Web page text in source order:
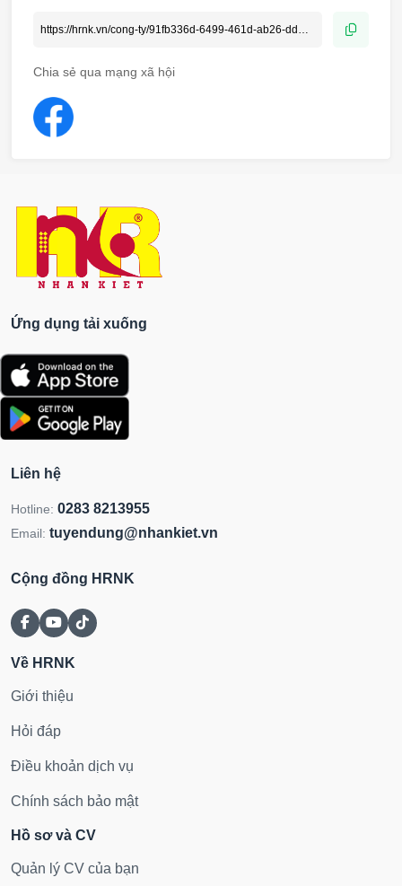
Chia sẻ qua mạng xã hội
Ứng dụng tải xuống
Liên hệ
Hotline: 0283 8213955
Email: tuyendung@nhankiet.vn
Cộng đồng HRNK
Về HRNK
Giới thiệu
Hỏi đáp
Điều khoản dịch vụ
Chính sách bảo mật
Hồ sơ và CV
Quản lý CV của bạn